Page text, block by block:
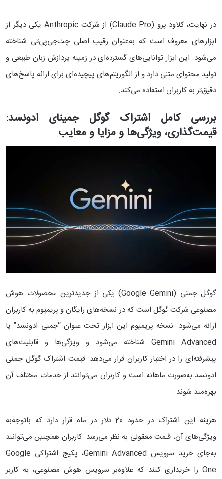
در نهایت، کلاود پرو (Claude Pro) از شرکت Anthropic یکی دیگر از
ابزارهای معروف است که به‌عنوان رقیب اصلی چت‌جی‌پی‌تی شناخته
می‌شود. این ابزار توانایی‌های گسترده‌ای در زمینه ‌پردازش زبان طبیعی و
تولید محتوای متنی دارد و از الگوریتم‌های پیچیده‌ای برای ارائه پاسخ‌های
دقیق‌تر به کاربران استفاده می‌کند.
بررسی کامل اشتراک گوگل جمینای ادونسد:
قیمت‌گذاری، ویژگی‌ها و مزایا و معایب
گوگل جمنی (Google Gemini) یکی از جدیدترین محصولات هوش
مصنوعی شرکت گوگل است که در نسخه‌های رایگان و پریمیوم به کاربران
ارائه می‌شود. نسخه پریمیوم این ابزار تحت عنوان “جمنی ادونسد” یا
Gemini Advanced شناخته می‌شود و ویژگی‌ها و قابلیت‌های
پیشرفته‌ای را در اختیار کاربران قرار می‌دهد. قیمت اشتراک گوگل جمنی
ادونسد به‌صورت ماهانه است و کاربران می‌توانند از خدمات مختلف آن
بهره‌مند شوند.
هزینه این اشتراک در حدود 20 دلار در ماه قرار دارد که باتوجه‌به
ویژگی‌های آن، قیمت معقولی به نظر می‌رسد. کاربران همچنین می‌توانند
به‌جای خرید سرویس Gemini Advanced، پکیج اشتراکی Google
One را خریداری کنند که علاوه‌بر سرویس هوش مصنوعی، به کاربر